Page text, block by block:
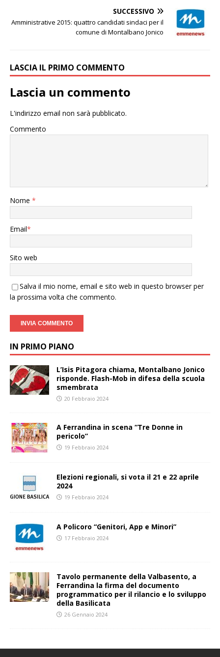
SUCCESSIVO
Amministrative 2015: quattro candidati sindaci per il
comune di Montalbano Jonico
LASCIA IL PRIMO COMMENTO
Lascia un commento
L'indirizzo email non sarà pubblicato.
Commento
Nome *
Email*
Sito web
Salva il mio nome, email e sito web in questo browser per
la prossima volta che commento.
IN PRIMO PIANO
L’Isis Pitagora chiama, Montalbano Jonico
risponde. Flash-Mob in difesa della scuola
smembrata
20 Febbraio 2024
A Ferrandina in scena “Tre Donne in
pericolo”
19 Febbraio 2024
Elezioni regionali, si vota il 21 e 22 aprile
2024
19 Febbraio 2024
A Policoro “Genitori, App e Minori”
17 Febbraio 2024
Tavolo permanente della Valbasento, a
Ferrandina la firma del documento
programmatico per il rilancio e lo sviluppo
della Basilicata
26 Gennaio 2024